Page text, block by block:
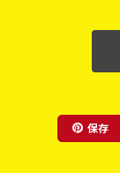
保存